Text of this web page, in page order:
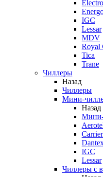
IGC
Lessar
MDV
Royal
Tica
Trane
Чиллеры
Назад
Чиллеры
Мини-
Назад
Carrier
IGC
Lessar
Чиллеры с